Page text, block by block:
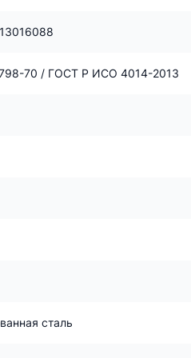
70 / ГОСТ Р ИСО 4014-2013
сталь